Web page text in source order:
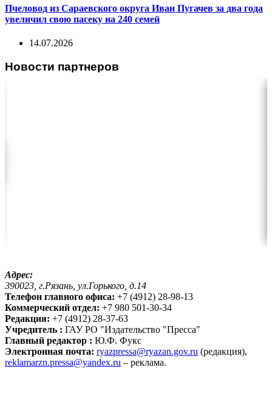
Пчеловод из Сараевского округа Иван Пугачев за два года
увеличил свою пасеку на 240 семей
14.07.2026
Новости партнеров
Адрес:
390023, г.Рязань, ул.Горького, д.14
Телефон главного офиса: +7 (4912) 28-98-13
Коммерческий отдел: +7 980 501-30-34
Редакция: +7 (4912) 28-37-63
Учредитель : ГАУ РО "Издательство "Пресса"
Главный редактор : Ю.Ф. Фукс
Электронная почта: ryazpressa@ryazan.gov.ru (редакция),
reklamarzn.pressa@yandex.ru – реклама.